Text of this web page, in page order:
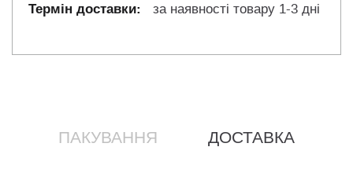
за наявності товару 1-3 дні
ПАКУВАННЯ ДОСТАВКА